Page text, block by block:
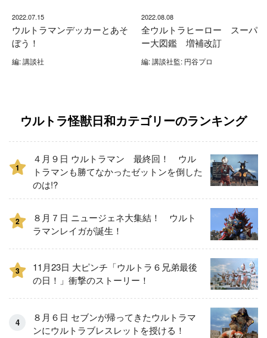
2022.07.15
ウルトラマンデッカーとあそ
ぼう！
編: 講談社
2022.08.08
全ウルトラヒーロー スーパ
ー大図鑑 増補改訂
編: 講談社監: 円谷プロ
ウルトラ怪獣日和カテゴリーのランキング
1
４月９日 ウルトラマン 最終回！ ウル
トラマンも勝てなかったゼットンを倒した
のは!?
2
８月７日 ニュージェネ大集結！ ウルト
ラマンレイガが誕生！
3
11月23日 大ピンチ「ウルトラ６兄弟最後
の日！」衝撃のストーリー！
８月６日 セブンが帰ってきたウルトラマ
ンにウルトラブレスレットを授ける！